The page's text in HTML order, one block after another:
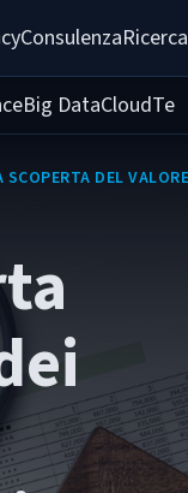
Consulenza
Big DataCloud
SCOPERTA DEL